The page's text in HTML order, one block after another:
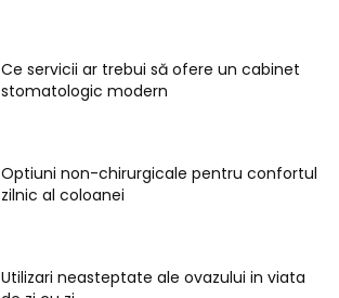
Ce servicii ar trebui să ofere un cabinet
stomatologic modern
Optiuni non-chirurgicale pentru confortul
zilnic al coloanei
Utilizari neasteptate ale ovazului in viata